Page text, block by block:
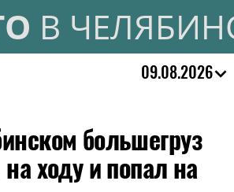
В
09.08.2026
большегруз
ходу и попал на